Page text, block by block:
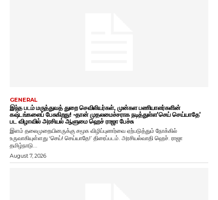
GENERAL
இந்த படம் மருத்துவத் துறை செவிலியர்கள், முன்கள பணியாளர்களின்
கஷ்டங்களைப் பேசுகிறது! -தான் முதலமைச்சராக நடித்துள்ள’செய் செய்யாதே’
பட விழாவில் அரசியல் ஆளுமை ஹெச் ராஜா பேச்சு
இளம் தலைமுறையினருக்கு சமூக விழிப்புணர்வை ஏற்படுத்தும் நோக்கில்
உருவாகியுள்ளது ‘செய்! செய்யாதே!’ திரைப்படம். அரசியல்வாதி ஹெச். ராஜா
தமிழ்நாடு...
August 7, 2026